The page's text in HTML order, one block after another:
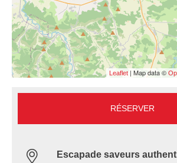
Leaflet | Map data ©
RÉSERVER
Escapade saveurs